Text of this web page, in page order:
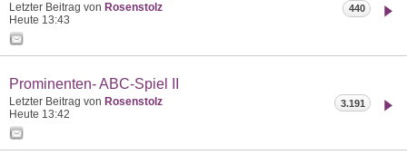
Letzter Beitrag von Rosenstolz
Heute 13:43
440
Prominenten- ABC-Spiel II
Letzter Beitrag von Rosenstolz
Heute 13:42
3.191